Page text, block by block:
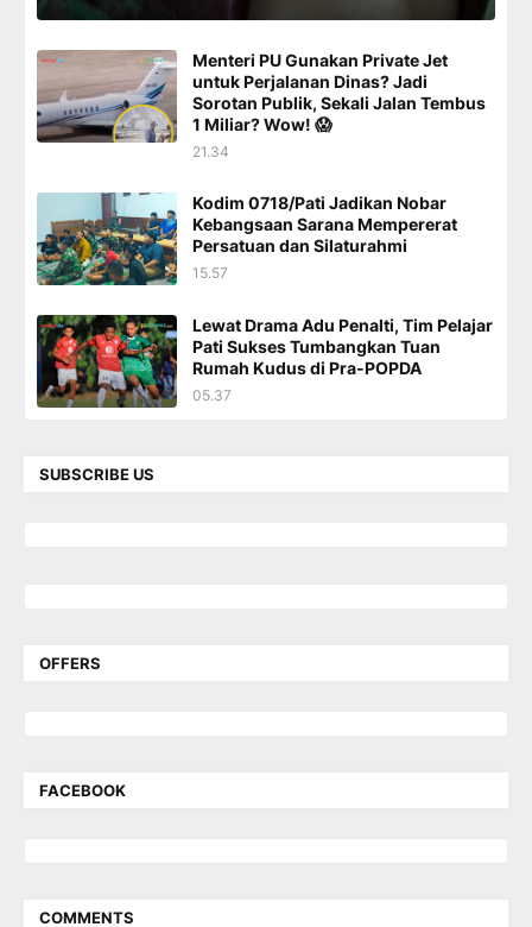
Menteri PU Gunakan Private Jet
untuk Perjalanan Dinas? Jadi
Sorotan Publik, Sekali Jalan Tembus
1 Miliar? Wow! 😱
21.34
Kodim 0718/Pati Jadikan Nobar
Kebangsaan Sarana Mempererat
Persatuan dan Silaturahmi
15.57
Lewat Drama Adu Penalti, Tim Pelajar
Pati Sukses Tumbangkan Tuan
Rumah Kudus di Pra-POPDA
05.37
SUBSCRIBE US
OFFERS
FACEBOOK
COMMENTS